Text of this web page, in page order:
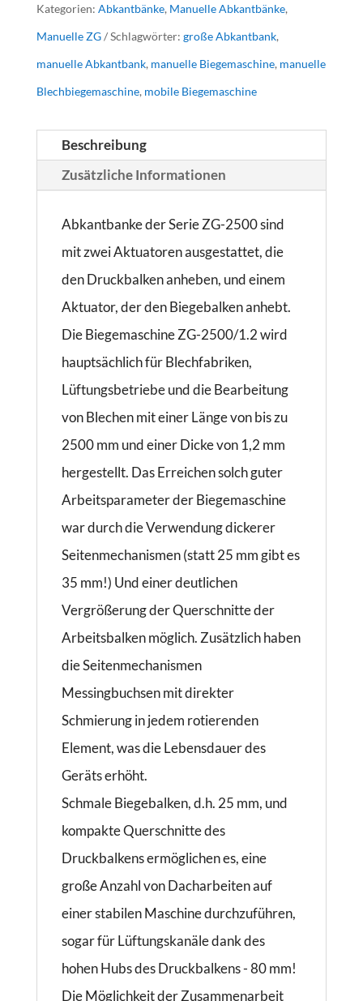
Menge
Kategorien: Abkantbänke, Manuelle Abkantbänke,
Manuelle ZG
Schlagwörter: große Abkantbank,
manuelle Abkantbank, manuelle Biegemaschine, manuelle
Blechbiegemaschine, mobile Biegemaschine
Beschreibung
Zusätzliche Informationen
Abkantbanke der Serie ZG-2500 sind
mit zwei Aktuatoren ausgestattet, die
den Druckbalken anheben, und einem
Aktuator, der den Biegebalken anhebt.
Die Biegemaschine ZG-2500/1.2 wird
hauptsächlich für Blechfabriken,
Lüftungsbetriebe und die Bearbeitung
von Blechen mit einer Länge von bis zu
2500 mm und einer Dicke von 1,2 mm
hergestellt. Das Erreichen solch guter
Arbeitsparameter der Biegemaschine
war durch die Verwendung dickerer
Seitenmechanismen (statt 25 mm gibt es
35 mm!) Und einer deutlichen
Vergrößerung der Querschnitte der
Arbeitsbalken möglich. Zusätzlich haben
die Seitenmechanismen
Messingbuchsen mit direkter
Schmierung in jedem rotierenden
Element, was die Lebensdauer des
Geräts erhöht.
Schmale Biegebalken, d.h. 25 mm, und
kompakte Querschnitte des
Druckbalkens ermöglichen es, eine
große Anzahl von Dacharbeiten auf
einer stabilen Maschine durchzuführen,
sogar für Lüftungskanäle dank des
hohen Hubs des Druckbalkens - 80 mm!
Die Möglichkeit der Zusammenarbeit